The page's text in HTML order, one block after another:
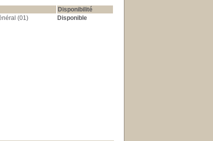
Disponibilité
(01) Disponible